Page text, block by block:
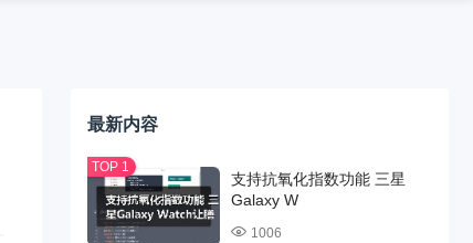
最新内容
支持抗氧化指数功能 三星
Galaxy W
1006